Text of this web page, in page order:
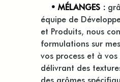
• MÉLANGES :
équipe de
et Produits, nous
formulations sur
vos process et à vos
délivrant des
des arômes